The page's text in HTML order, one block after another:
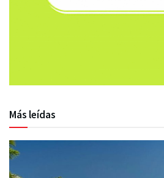
Más leídas